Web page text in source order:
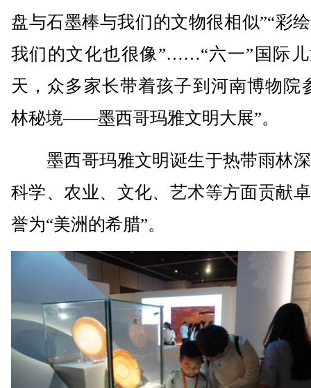
盘与石墨棒与我们的文物很相似”“彩
我们的文化也很像”……“六一”国际
天，众多家长带着孩子到河南博物院
林秘境——墨西哥玛雅文明大展”。
墨西哥玛雅文明诞生于热带雨林
科学、农业、文化、艺术等方面贡献
誉为“美洲的希腊”。